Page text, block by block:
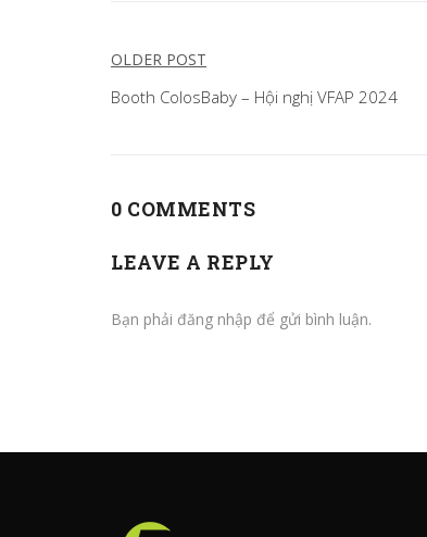
Điều
hướng
OLDER POST
Booth ColosBaby – Hội nghị VFAP 2024
0 COMMENTS
LEAVE A REPLY
Bạn phải đăng nhập để gửi bình luận.